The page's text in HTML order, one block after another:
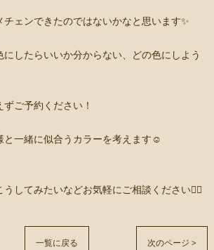
ェンできたのではないかなと思います✨️
したらいいか分からない、どの色にしよう
ご予約ください！
と一緒に似合うカラーを考えます☺️
してみたいなどお気軽にご相談ください💁‍♀️
一覧に戻る 次のページ >